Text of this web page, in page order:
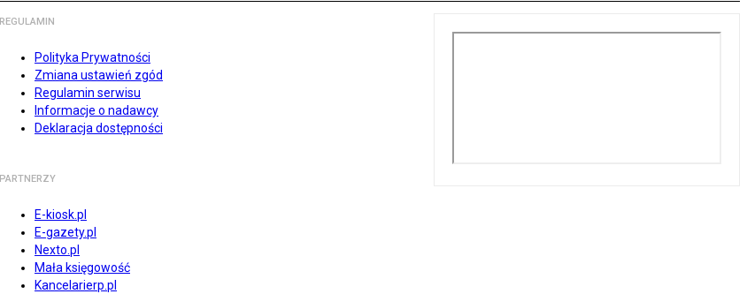
REGULAMIN
Polityka Prywatności
Zmiana ustawień zgód
Regulamin serwisu
Informacje o nadawcy
Deklaracja dostępności
PARTNERZY
E-kiosk.pl
E-gazety.pl
Nexto.pl
Mała księgowość
Kancelarierp.pl